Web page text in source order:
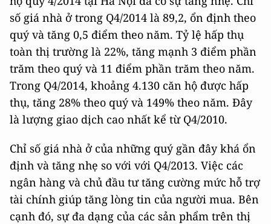
số giá nhà ở trong Q4/2014 là 89,2, ổn định theo
quý và tăng 0,5 điểm theo năm. Tỷ lệ hấp thụ
toàn thị trường là 22%, tăng mạnh 3 điểm phần
trăm theo quý và 11 điểm phần trăm theo năm.
Trong Q4/2014, khoảng 4.130 căn hộ được hấp
thụ, tăng 28% theo quý và 149% theo năm. Đây
là lượng giao dịch cao nhất kể từ Q4/2010.
Chỉ số giá nhà ở của những quý gần đây khá ổn
định và tăng nhẹ so với với Q4/2013. Việc các
ngân hàng và chủ đầu tư tăng cường mức hỗ trợ
tài chính giúp tăng lòng tin của người mua. Bên
cạnh đó, sự đa dạng của các sản phẩm trên thị